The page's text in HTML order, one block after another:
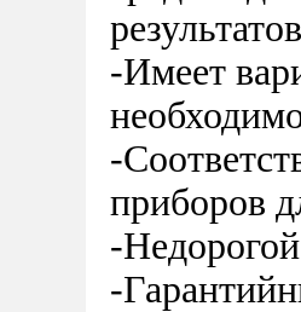
результатов
-Имеет
-
приборов
-
-